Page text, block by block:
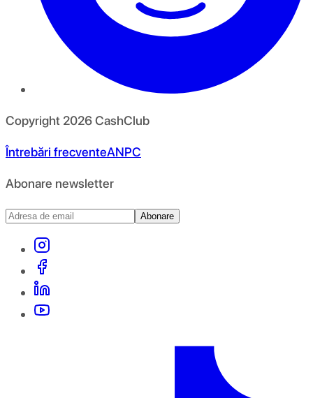
Copyright 2026CashClub
Întrebări frecventeANPC
Abonare newsletter
Abonare